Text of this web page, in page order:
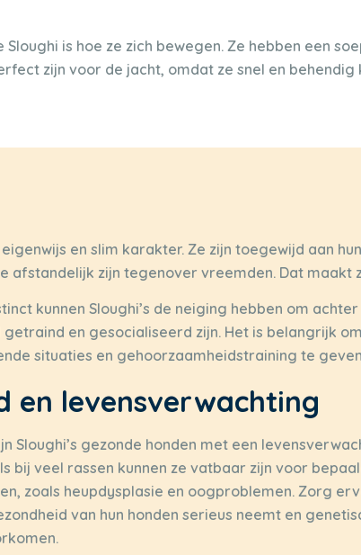
Sloughi is hoe ze zich bewegen. Ze hebben een
zijn voor de jacht, omdat ze snel en behendig
eigenwijs en slim karakter. Ze zijn toegewijd aan
afstandelijk zijn tegenover vreemden. Dat maakt
kunnen Sloughi’s de neiging hebben om
en gesocialiseerd zijn. Het is belangrijk
situaties en gehoorzaamheidstraining te
en levensverwachting
Sloughi’s gezonde honden met een
bij veel rassen kunnen ze vatbaar zijn voor
zoals heupdysplasie en oogproblemen. Zorg
van hun honden serieus neemt en